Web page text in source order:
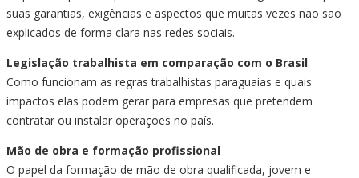
suas garantias, exigências e aspectos que muitas vezes não são
explicados de forma clara nas redes sociais.
Legislação trabalhista em comparação com o Brasil
Como funcionam as regras trabalhistas paraguaias e quais
impactos elas podem gerar para empresas que pretendem
contratar ou instalar operações no país.
Mão de obra e formação profissional
O papel da formação de mão de obra qualificada, jovem e